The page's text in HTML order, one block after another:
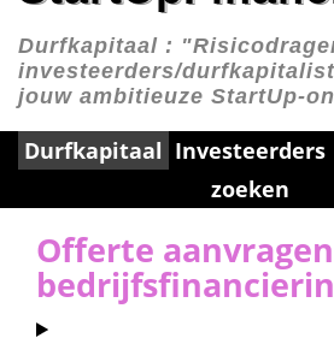
Durfkapitaal :
investeerders/
jouw ambitieuze StartUp-
Durfkapitaal Investeerders
zoeken
Offerte